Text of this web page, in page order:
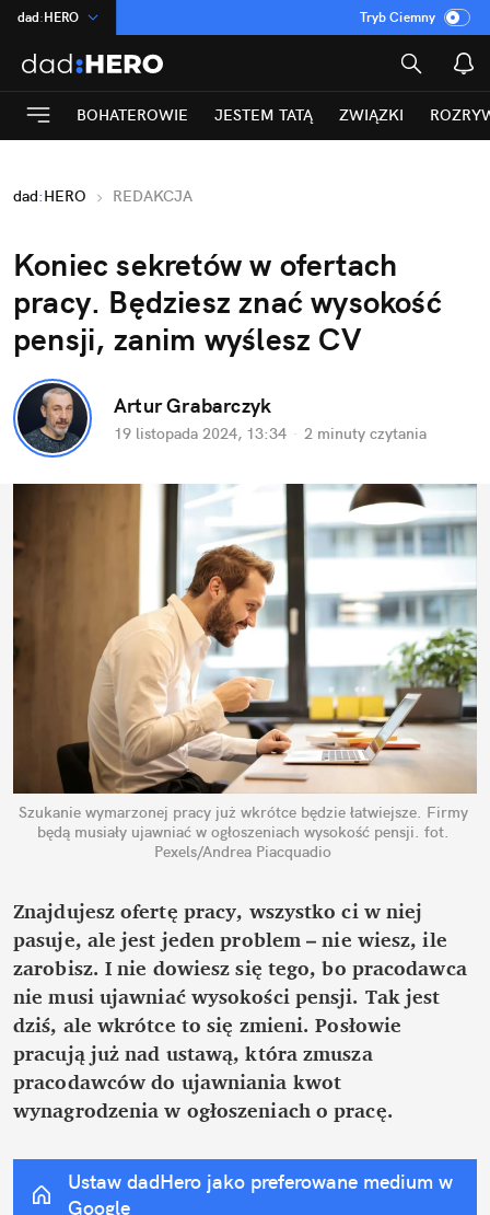
dad:HERO
:Temat
INN:Poland
ASZ:dziennik
Rozrywka
Tryb Ciemny
BOHATEROWIE JESTEM TATĄ ZWIĄZKI
dad:HERO REDAKCJA
Koniec sekretów w ofertach
pracy. Będziesz znać wysokość
pensji, zanim wyślesz CV
Artur Grabarczyk
19 listopada 2024, 13:34 · 2 minuty czytania
Szukanie wymarzonej pracy już wkrótce będzie łatwiejsze. Firmy
będą musiały ujawniać w ogłoszeniach wysokość pensji. fot.
Pexels/Andrea Piacquadio
Znajdujesz ofertę pracy, wszystko ci w niej
pasuje, ale jest jeden problem – nie wiesz, ile
zarobisz. I nie dowiesz się tego, bo pracodawca
nie musi ujawniać wysokości pensji. Tak jest
dziś, ale wkrótce to się zmieni. Posłowie
pracują już nad ustawą, która zmusza
pracodawców do ujawniania kwot
wynagrodzenia w ogłoszeniach o pracę.
Ustaw dadHero jako preferowane medium w
Google